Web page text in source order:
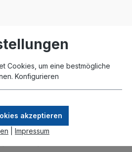
per Paypal
Cookies, um eine bestmögliche
Konfigurieren
akzeptieren
Impressum